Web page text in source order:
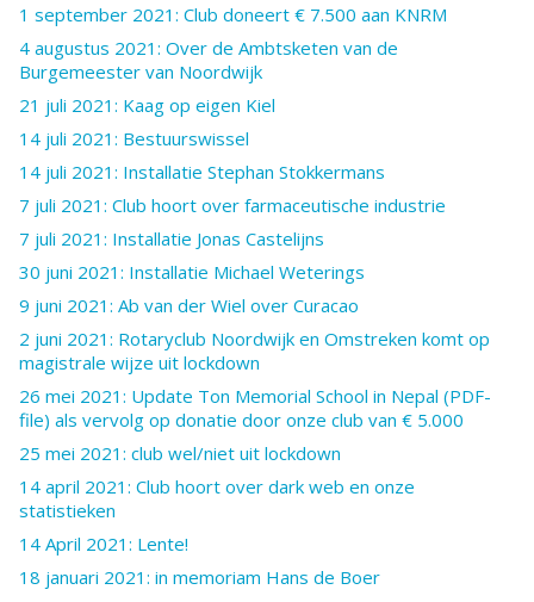
1 september 2021: Club doneert € 7.500 aan KNRM
4 augustus 2021: Over de Ambtsketen van de
Burgemeester van Noordwijk
21 juli 2021: Kaag op eigen Kiel
14 juli 2021: Bestuurswissel
14 juli 2021: Installatie Stephan Stokkermans
7 juli 2021: Club hoort over farmaceutische industrie
7 juli 2021: Installatie Jonas Castelijns
30 juni 2021: Installatie Michael Weterings
9 juni 2021: Ab van der Wiel over Curacao
2 juni 2021: Rotaryclub Noordwijk en Omstreken komt op
magistrale wijze uit lockdown
26 mei 2021: Update Ton Memorial School in Nepal (PDF-
file) als vervolg op donatie door onze club van € 5.000
25 mei 2021: club wel/niet uit lockdown
14 april 2021: Club hoort over dark web en onze
statistieken
14 April 2021: Lente!
18 januari 2021: in memoriam Hans de Boer